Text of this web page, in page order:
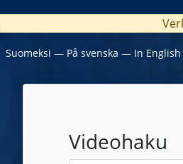
Suomeksi ― På svenska ― In English
Videohaku